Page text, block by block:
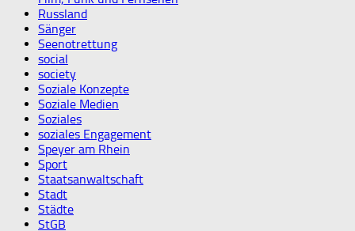
Russland
Sänger
Seenotrettung
social
society
Soziale Konzepte
Soziale Medien
Soziales
soziales Engagement
Speyer am Rhein
Sport
Staatsanwaltschaft
Stadt
Städte
StGB